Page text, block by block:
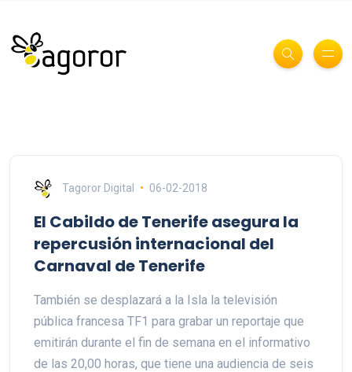
Tagoror Digital 06-02-2018
El Cabildo de Tenerife asegura la
repercusión internacional del
Carnaval de Tenerife
También se desplazará a la Isla la televisión
pública francesa TF1 para grabar un reportaje que
emitirán durante el fin de semana en el informativo
de las 20,00 horas, que tiene una audiencia de seis